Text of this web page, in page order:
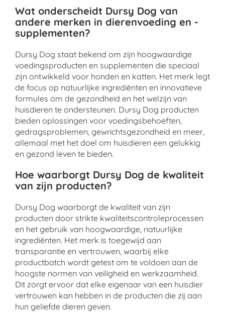
Wat onderscheidt Dursy Dog van
andere merken in dierenvoeding en -
supplementen?
Dursy Dog staat bekend om zijn hoogwaardige
voedingsproducten en supplementen die speciaal
zijn ontwikkeld voor honden en katten. Het merk legt
de focus op natuurlijke ingrediënten en innovatieve
formules om de gezondheid en het welzijn van
huisdieren te ondersteunen. Dursy Dog producten
bieden oplossingen voor voedingsbehoeften,
gedragsproblemen, gewrichtsgezondheid en meer,
allemaal met het doel om huisdieren een gelukkig
en gezond leven te bieden.
Hoe waarborgt Dursy Dog de kwaliteit
van zijn producten?
Dursy Dog waarborgt de kwaliteit van zijn
producten door strikte kwaliteitscontroleprocessen
en het gebruik van hoogwaardige, natuurlijke
ingrediënten. Het merk is toegewijd aan
transparantie en vertrouwen, waarbij elke
productbatch wordt getest om te voldoen aan de
hoogste normen van veiligheid en werkzaamheid.
Dit zorgt ervoor dat elke eigenaar van een huisdier
vertrouwen kan hebben in de producten die zij aan
hun geliefde dieren geven.